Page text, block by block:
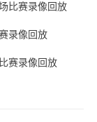
比赛录像回放
录像回放
赛录像回放